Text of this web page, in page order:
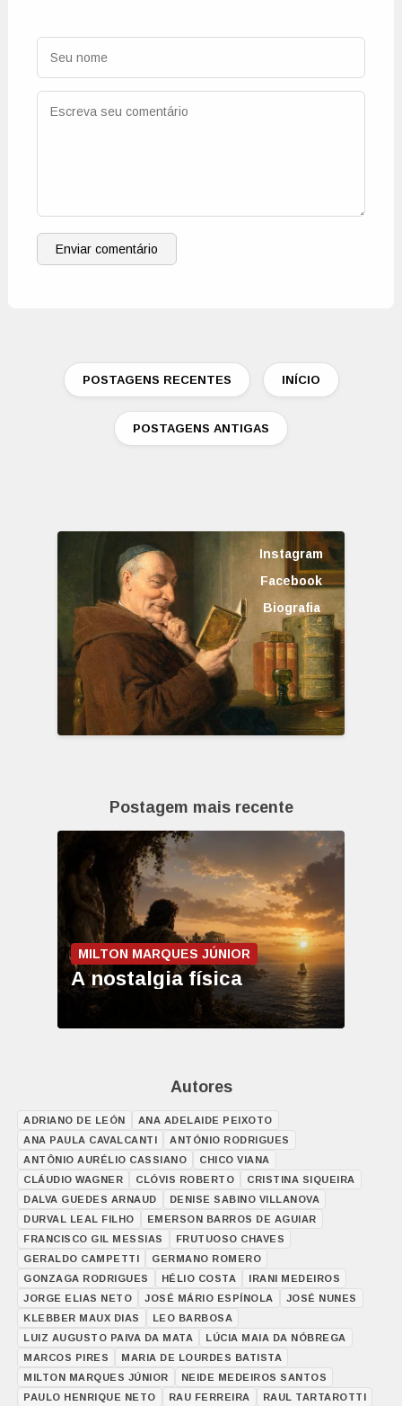
Enviar comentário
POSTAGENS RECENTES INÍCIO
POSTAGENS ANTIGAS
Instagram
Facebook
Biografia
Postagem mais recente
MILTON MARQUES JÚNIOR
A nostalgia física
Autores
ADRIANO DE LEÓN
ANA ADELAIDE PEIXOTO
ANA PAULA CAVALCANTI
ANTÓNIO RODRIGUES
ANTÔNIO AURÉLIO CASSIANO
CHICO VIANA
CLÁUDIO WAGNER
CLÓVIS ROBERTO
CRISTINA SIQUEIRA
DALVA GUEDES ARNAUD
DENISE SABINO VILLANOVA
DURVAL LEAL FILHO
EMERSON BARROS DE AGUIAR
FRANCISCO GIL MESSIAS
FRUTUOSO CHAVES
GERALDO CAMPETTI
GERMANO ROMERO
GONZAGA RODRIGUES
HÉLIO COSTA
IRANI MEDEIROS
JORGE ELIAS NETO
JOSÉ MÁRIO ESPÍNOLA
JOSÉ NUNES
KLEBBER MAUX DIAS
LEO BARBOSA
LUIZ AUGUSTO PAIVA DA MATA
LÚCIA MAIA DA NÓBREGA
MARCOS PIRES
MARIA DE LOURDES BATISTA
MILTON MARQUES JÚNIOR
NEIDE MEDEIROS SANTOS
PAULO HENRIQUE NETO
RAU FERREIRA
RAUL TARTAROTTI